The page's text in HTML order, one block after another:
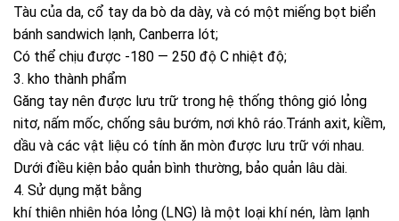
Tàu của da, cổ tay da bò da dày, và có một miếng bọt biển
bánh sandwich lạnh, Canberra lót;
Có thể chịu được -180 — 250 độ C nhiệt độ;
3. kho thành phẩm
Găng tay nên được lưu trữ trong hệ thống thông gió lỏng
nitơ, nấm mốc, chống sâu bướm, nơi khô ráo.Tránh axit, kiềm,
dầu và các vật liệu có tính ăn mòn được lưu trữ với nhau.
Dưới điều kiện bảo quản bình thường, bảo quản lâu dài.
4. Sử dụng mặt bằng
khí thiên nhiên hóa lỏng (LNG) là một loại khí nén, làm lạnh